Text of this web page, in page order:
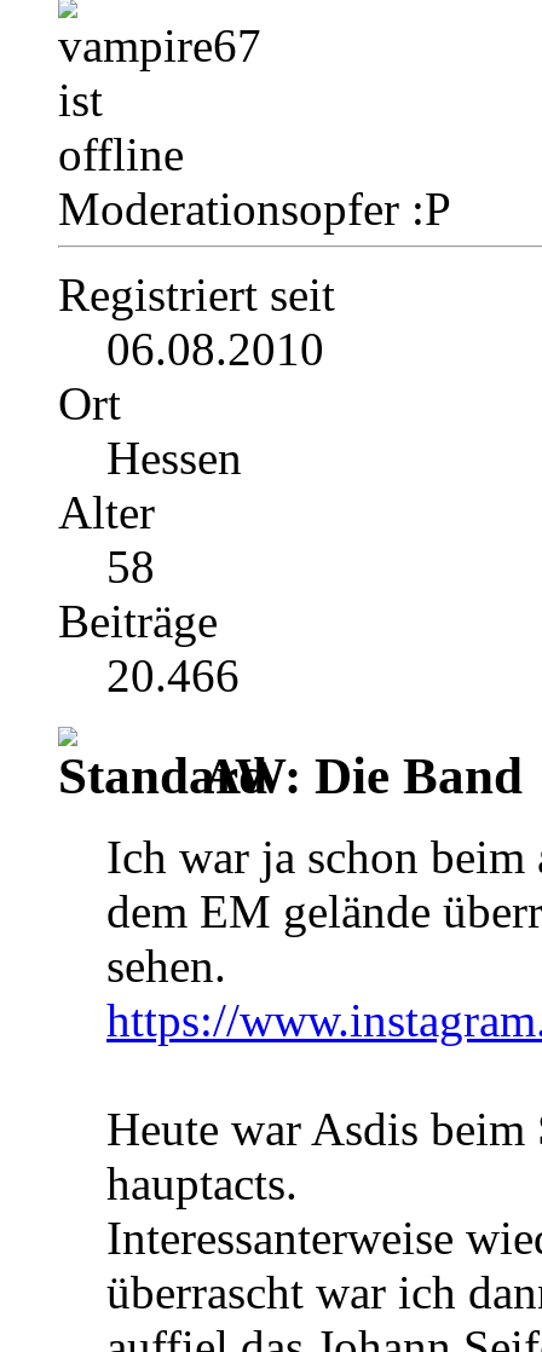
Moderationsopfer :P
Registriert seit
06.08.2010
Ort
Hessen
Alter
58
Beiträge
20.466
AW: Die Band
Ich war ja schon
dem EM gelände
sehen.
https://
Heute war Asdis
hauptacts.
Interessanterweise
überrascht war ich